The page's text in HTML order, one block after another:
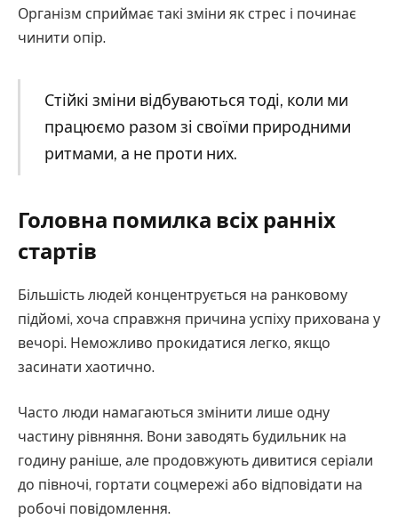
Організм сприймає такі зміни як стрес і починає
чинити опір.
Стійкі зміни відбуваються тоді, коли ми
працюємо разом зі своїми природними
ритмами, а не проти них.
Головна помилка всіх ранніх
стартів
Більшість людей концентрується на ранковому
підйомі, хоча справжня причина успіху прихована у
вечорі. Неможливо прокидатися легко, якщо
засинати хаотично.
Часто люди намагаються змінити лише одну
частину рівняння. Вони заводять будильник на
годину раніше, але продовжують дивитися серіали
до півночі, гортати соцмережі або відповідати на
робочі повідомлення.